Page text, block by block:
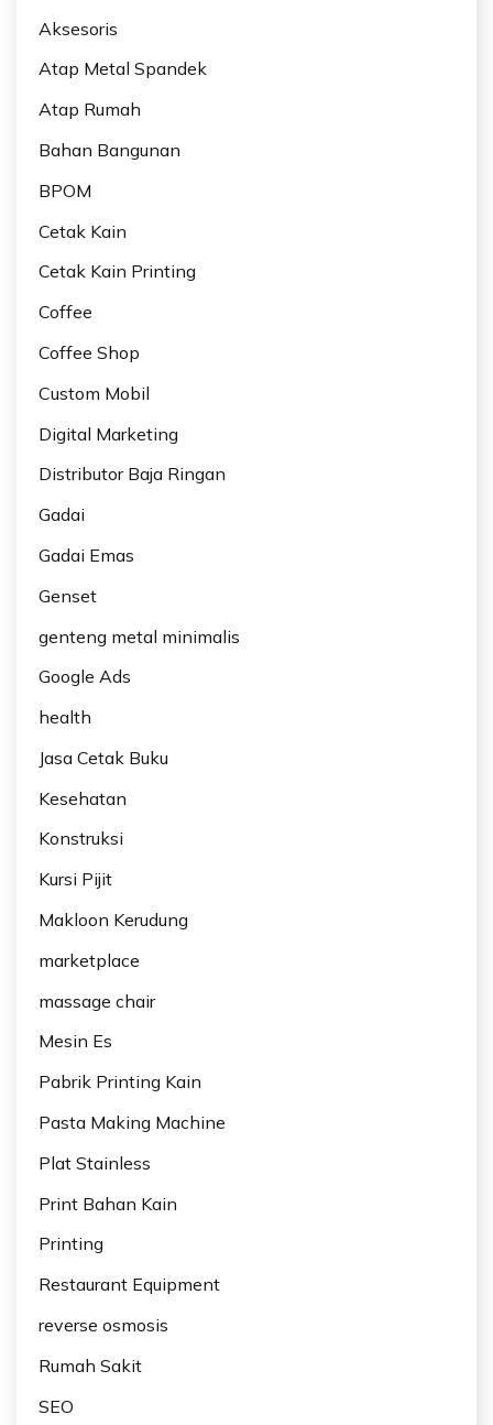
Aksesoris
Atap Metal Spandek
Atap Rumah
Bahan Bangunan
BPOM
Cetak Kain
Cetak Kain Printing
Coffee
Coffee Shop
Custom Mobil
Digital Marketing
Distributor Baja Ringan
Gadai
Gadai Emas
Genset
genteng metal minimalis
Google Ads
health
Jasa Cetak Buku
Kesehatan
Konstruksi
Kursi Pijit
Makloon Kerudung
marketplace
massage chair
Mesin Es
Pabrik Printing Kain
Pasta Making Machine
Plat Stainless
Print Bahan Kain
Printing
Restaurant Equipment
reverse osmosis
Rumah Sakit
SEO